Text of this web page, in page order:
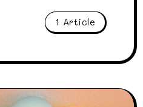
1 Article